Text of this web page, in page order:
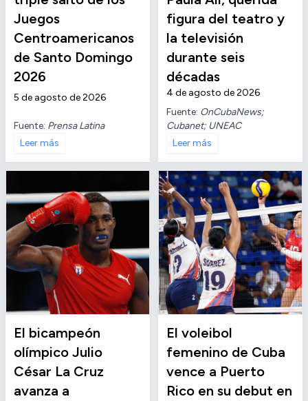
Juegos
Centroamericanos
de Santo Domingo
2026
5 de agosto de 2026
Fuente: Prensa Latina
Leer más
figura del teatro y
la televisión
durante seis
décadas
4 de agosto de 2026
Fuente: OnCubaNews;
Cubanet; UNEAC
Leer más
El bicampeón
olímpico Julio
César La Cruz
avanza a
El voleibol
femenino de Cuba
vence a Puerto
Rico en su debut en